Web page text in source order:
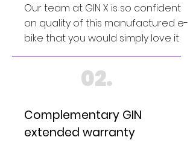
Our team at GIN X is so confident
on quality of this manufactured e-
bike that you would simply love it
02.
Complementary GIN
extended warranty